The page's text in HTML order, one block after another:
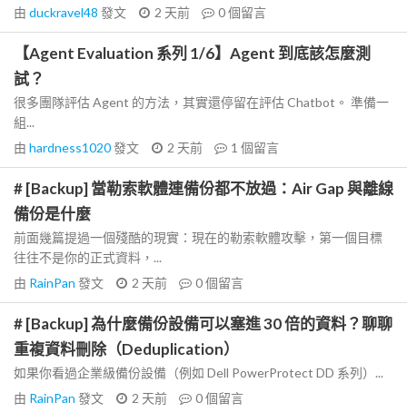
由 duckravel48 發文 2 天前 0個留言
【Agent Evaluation 系列 1/6】Agent 到底該怎麼測
試？
很多團隊評估 Agent 的方法，其實還停留在評估 Chatbot。 準備一
組...
由 hardness1020發文 2 天前 1 個留言
# [Backup] 當勒索軟體連備份都不放過：Air Gap 與離線
備份是什麼
前面幾篇提過一個殘酷的現實：現在的勒索軟體攻擊，第一個目標
往往不是你的正式資料，...
由 RainPan 發文 2 天前 0個留言
# [Backup] 為什麼備份設備可以塞進 30 倍的資料？聊聊
重複資料刪除（Deduplication）
如果你看過企業級備份設備（例如 Dell PowerProtect DD 系列）...
由 RainPan 發文 2 天前 0個留言